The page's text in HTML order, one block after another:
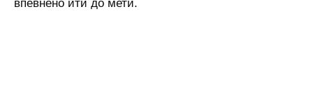
впевнено йти до мети.